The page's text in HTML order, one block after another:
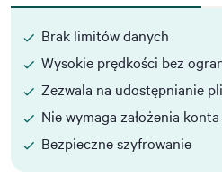
Brak limitów danych
Wysokie prędkości bez
Zezwala na udostępnianie
Nie wymaga założenia konta
Bezpieczne szyfrowanie